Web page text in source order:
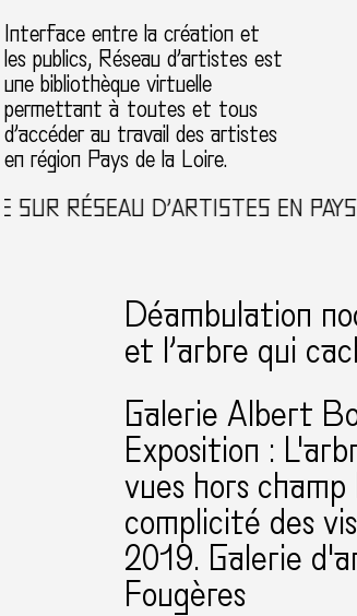
Interface entre la création et
les publics, Réseau d’artistes est
une bibliothèque virtuelle
permettant à toutes et tous
d’accéder au travail des artistes
en région Pays de la Loire.
RÉSEAU D’ARTISTES EN
Déambulation
et l’arbre qui
Galerie Albert
Exposition :
vues hors
complicité des
2019. Galerie
Fougères